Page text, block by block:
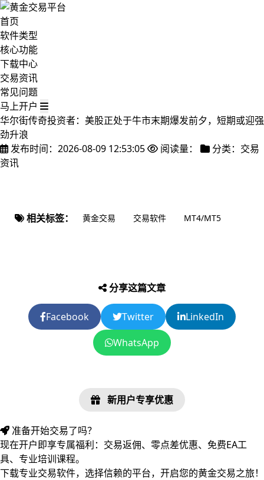
首页
软件类型
核心功能
下载中心
交易资讯
常见问题
马上开户
华尔街传奇投资者：美股正处于牛市末期爆发前夕，短期或迎强
劲升浪
发布时间：2026-08-09 12:53:05
阅读量：
分类：交易
资讯
相关标签： 黄金交易 交易软件 MT4/MT5
分享这篇文章
Facebook Twitter
LinkedIn
WhatsApp
新用户专享优惠
准备开始交易了吗？
现在开户即享专属福利：交易返佣、零点差优惠、免费EA工
具、专业培训课程。
下载专业交易软件，选择信赖的平台，开启您的黄金交易之旅！